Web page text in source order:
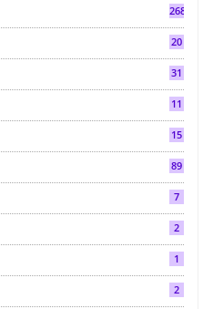
268
20
31
11
15
89
7
2
1
2